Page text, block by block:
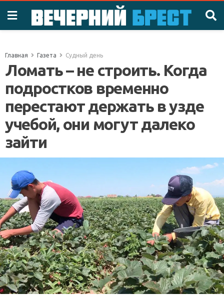
Главная Газета Судный день
Ломать – не строить. Когда
подростков временно
перестают держать в узде
учебой, они могут далеко
зайти